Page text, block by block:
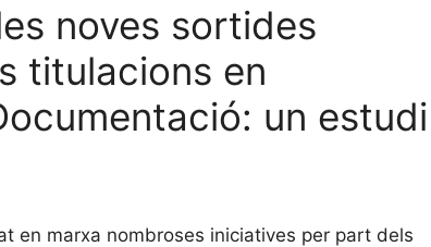
noves sortides
titulacions en
un estudi
en marxa nombroses iniciatives per part dels